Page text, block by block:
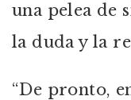
una pelea de
la duda y la
“De pronto,